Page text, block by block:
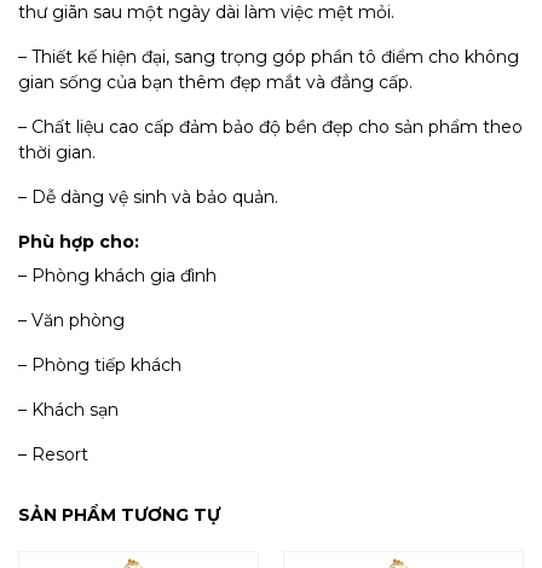
thư giãn sau một ngày dài làm việc mệt mỏi.
– Thiết kế hiện đại, sang trọng góp phần tô điểm cho không
gian sống của bạn thêm đẹp mắt và đẳng cấp.
– Chất liệu cao cấp đảm bảo độ bền đẹp cho sản phẩm theo
thời gian.
– Dễ dàng vệ sinh và bảo quản.
Phù hợp cho:
– Phòng khách gia đình
– Văn phòng
– Phòng tiếp khách
– Khách sạn
– Resort
SẢN PHẨM TƯƠNG TỰ